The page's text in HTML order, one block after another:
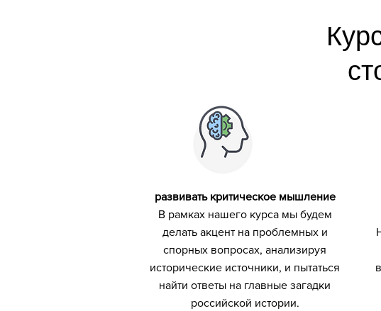
развивать критическое мышление
В рамках нашего курса мы будем
делать акцент на проблемных и
спорных вопросах, анализируя
исторические источники, и пытаться
найти ответы на главные загадки
российской истории.